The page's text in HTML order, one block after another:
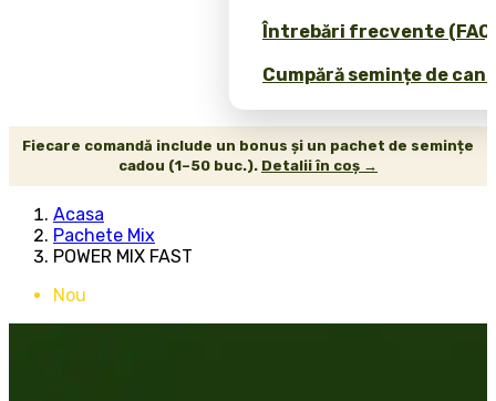
Întrebări frecvente
Cumpără semințe de
Fiecare comandă include un bonus și un pachet de semințe
cadou (1–50 buc.). Detalii în coș →
Acasa
Pachete Mix
POWER MIX FAST
Nou